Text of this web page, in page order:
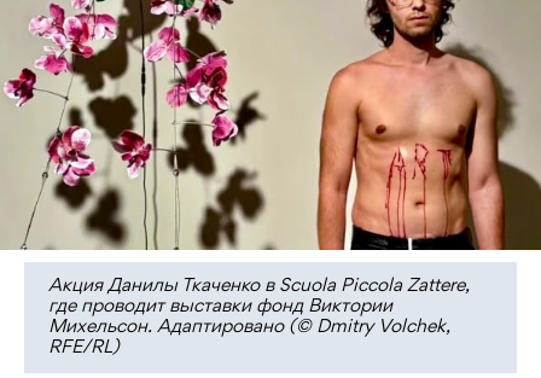
Акция Данилы Ткаченко в Scuola Piccola Zattere,
где проводит выставки фонд Виктории
Михельсон. Адаптировано (© Dmitry Volchek,
RFE/RL)